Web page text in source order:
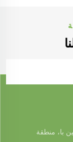
نين با، منطقة